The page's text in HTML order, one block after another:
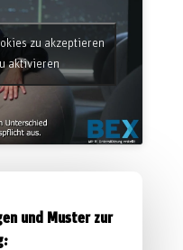
zu akzeptieren
aktivieren
und Muster zur